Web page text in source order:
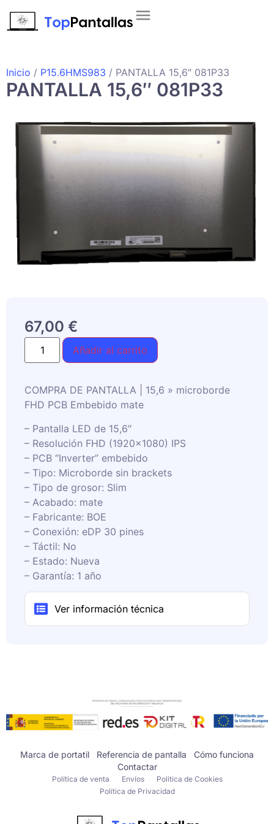
Inicio / P15.6HMS983 / PANTALLA 15,6″ 081P33
PANTALLA 15,6″ 081P33
67,00 €
Añadir al carrito
COMPRA DE PANTALLA | 15,6 » microborde
FHD PCB Embebido mate
– Pantalla LED de 15,6″
– Resolución FHD (1920×1080) IPS
– PCB “Inverter” embebido
– Tipo: Microborde sin brackets
– Tipo de grosor: Slim
– Acabado: mate
– Fabricante: BOE
– Conexión: eDP 30 pines
– Táctil: No
– Estado: Nueva
– Garantía: 1 año
Ver información técnica
Marca de portatil Referencia de pantalla
Cómo funciona
Contactar
Política de venta Envíos
Politica de Cookies
Política de Privacidad